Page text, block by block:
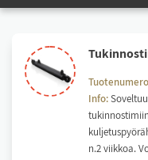
Info:
n.2 viikkoa.